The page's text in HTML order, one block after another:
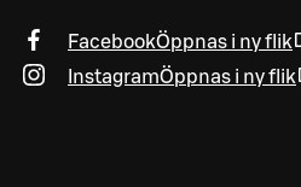
FacebookÖppnas i ny flik
InstagramÖppnas i ny flik